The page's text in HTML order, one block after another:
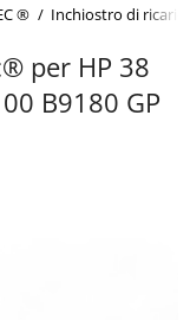
® Inchiostro di
per HP 38
B9180 GP